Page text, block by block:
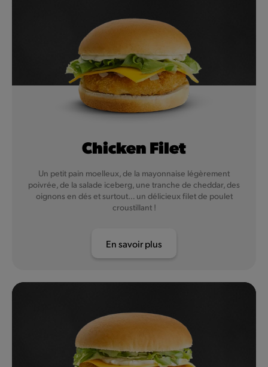
Chicken Filet
Un petit pain moelleux, de la mayonnaise légèrement
poivrée, de la salade iceberg, une tranche de cheddar, des
oignons en dés et surtout… un délicieux filet de poulet
croustillant !
En savoir plus